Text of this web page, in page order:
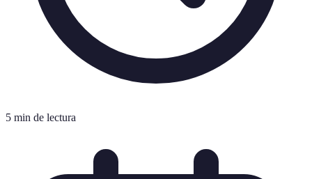
5 min de lectura